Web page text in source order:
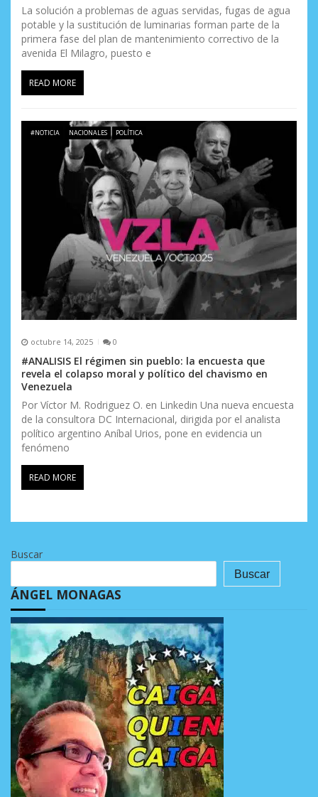
La solución a problemas de aguas servidas, fugas de agua
potable y la sustitución de luminarias forman parte de la
primera fase del plan de mantenimiento correctivo de la
avenida El Milagro, puesto e
READ MORE
#NOTICIA NACIONALES POLÍTICA
octubre 14, 2025 0
#ANALISIS El régimen sin pueblo: la encuesta que
revela el colapso moral y político del chavismo en
Venezuela
Por Víctor M. Rodriguez O. en Linkedin Una nueva encuesta
de la consultora DC Internacional, dirigida por el analista
político argentino Aníbal Urios, pone en evidencia un
fenómeno
READ MORE
Buscar
Buscar
ÁNGEL MONAGAS